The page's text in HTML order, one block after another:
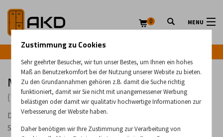
MENU
0
Metallschränke mit Schubladen
(74 Produkte)
Die in unserem Angebot enthaltenen Metallschränke mit
Schubladen sind in verschiedenen Ausführungen erhältlich, zum
Zustimmung zu Cookies
Sehr geehrter Besucher, wir tun unser Bestes, um Ihnen ein hohes
Maß an Benutzerkomfort bei der Nutzung unserer Website zu bieten.
Zu den Grundannahmen gehören z.B. damit die Suche richtig
funktioniert, damit wir Sie nicht mit unangemessener Werbung
belästigen oder damit wir qualitativ hochwertige Informationen zur
Verbesserung der Website haben.
Daher benötigen wir Ihre Zustimmung zur Verarbeitung von